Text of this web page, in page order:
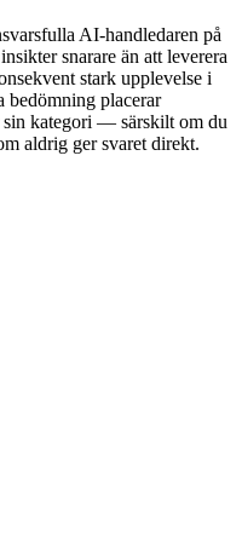
AI-handledaren på
snarare än att leverera
stark upplevelse i
bedömning placerar
kategori — särskilt om du
aldrig ger svaret direkt.